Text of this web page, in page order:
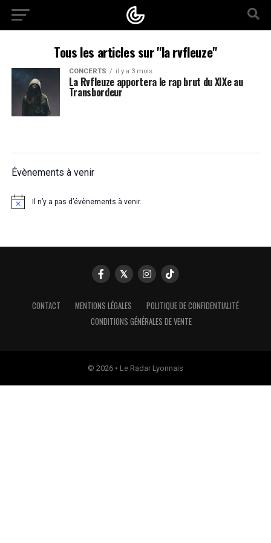
Tous les articles sur "la rvfleuze"
CONCERTS il y a 3 mois
La Rvfleuze apportera le rap brut du XIXe au
Transbordeur
Évènements à venir
Notice Il n’y a pas d’évènements à venir.
CONTACT MENTIONS LÉGALES
POLITIQUE DE CONFIDENTIALITÉ
CONDITIONS GÉNÉRALES DE VENTE
© 2026 • Le Radar Lyonnais